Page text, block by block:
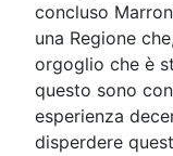
concluso
una Regione
orgoglio che è
questo sono
esperienza
disperdere